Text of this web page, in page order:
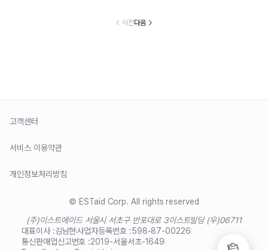
이전다음
고객센터
서비스 이용약관
개인정보처리방침
© ESTaid Corp. All rights reserved
(주)이스트에이드 서울시 서초구 반포대로 3이스트빌딩 (우)06711
대표이사 :김남현사업자등록번호 :598-87-00226
통신판매업신고번호 :2019-서울서초-1649